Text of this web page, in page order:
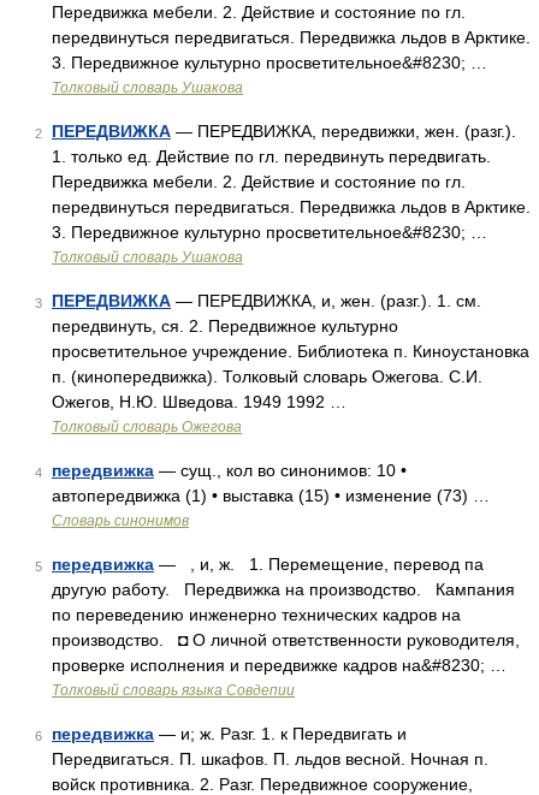
Передвижка мебели. 2. Действие и состояние по гл.
передвинуться передвигаться. Передвижка льдов в Арктике.
3. Передвижное культурно просветительное&#8230; …
Толковый словарь Ушакова
2 ПЕРЕДВИЖКА — ПЕРЕДВИЖКА, передвижки, жен. (разг.).
1. только ед. Действие по гл. передвинуть передвигать.
Передвижка мебели. 2. Действие и состояние по гл.
передвинуться передвигаться. Передвижка льдов в Арктике.
3. Передвижное культурно просветительное&#8230; …
Толковый словарь Ушакова
3 ПЕРЕДВИЖКА — ПЕРЕДВИЖКА, и, жен. (разг.). 1. см.
передвинуть, ся. 2. Передвижное культурно
просветительное учреждение. Библиотека п. Киноустановка
п. (кинопередвижка). Толковый словарь Ожегова. С.И.
Ожегов, Н.Ю. Шведова. 1949 1992 …
Толковый словарь Ожегова
4 передвижка — сущ., кол во синонимов: 10 •
автопередвижка (1) • выставка (15) • изменение (73) …
Словарь синонимов
5 передвижка — , и, ж. 1. Перемещение, перевод па
другую работу. Передвижка на производство. Кампания
по переведению инженерно технических кадров на
производство. ◘ О личной ответственности руководителя,
проверке исполнения и передвижке кадров на&#8230; …
Толковый словарь языка Совдепии
6 передвижка — и; ж. Разг. 1. к Передвигать и
Передвигаться. П. шкафов. П. льдов весной. Ночная п.
войск противника. 2. Разг. Передвижное сооружение,